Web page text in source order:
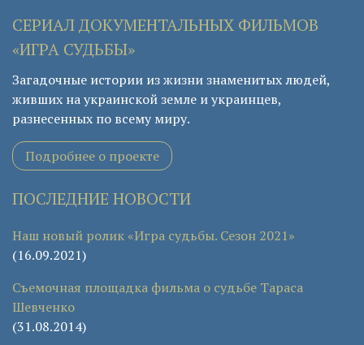
СЕРИАЛ ДОКУМЕНТАЛЬНЫХ ФИЛЬМОВ
«ИГРА СУДЬБЫ»
Загадочные истории из жизни знаменитых людей,
живших на украинской земле и украинцев,
разнесенных по всему миру.
Подробнее о проекте
ПОСЛЕДНИЕ НОВОСТИ
Наш новый ролик «Игра судьбы. Сезон 2021»
(16.09.2021)
Съемочная площадка фильма о судьбе Тараса
Шевченко
(31.08.2014)